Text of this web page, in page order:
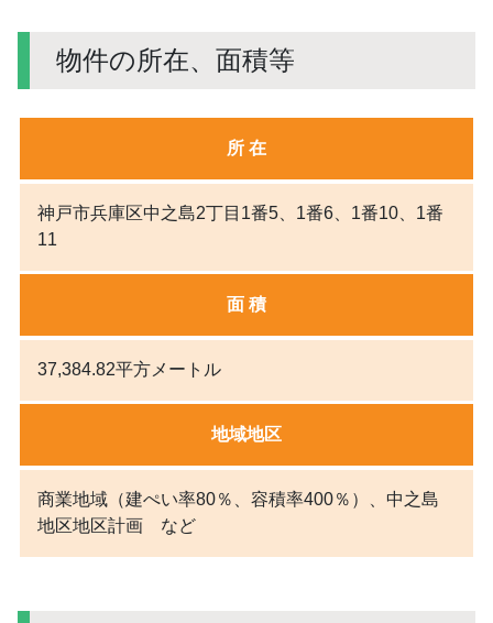
物件の所在、面積等
所 在
神戸市兵庫区中之島2丁目1番5、1番6、1番10、1番
11
面 積
37,384.82平方メートル
地域地区
商業地域（建ぺい率80％、容積率400％）、中之島
地区地区計画 など